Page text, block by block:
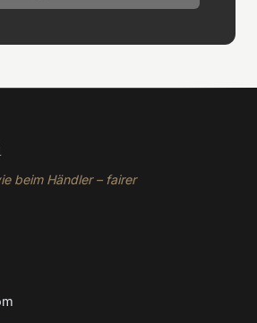
beim Händler – fairer